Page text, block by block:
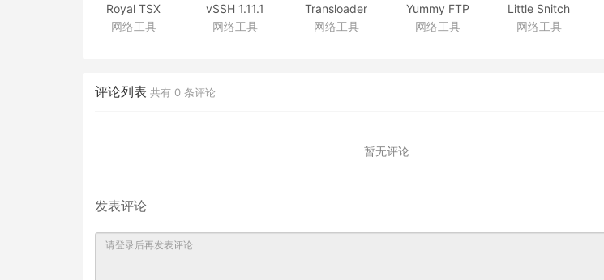
Royal TSX
1.4.6
网络工具
vSSH 1.11.1
强大的多标签ssh工具
网络工具
Transloader
2.1 MacOS、
网络工具
Yummy FTP
Alias 2.2.13
网络工具
Little Snitch
4.0.3_CR2
网络工具
评论列表 共有 0 条评论
暂无评论
发表评论